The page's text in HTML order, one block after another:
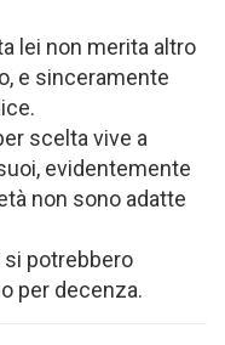
lei non merita altro
e sinceramente
scelta vive a
evidentemente
non sono adatte
potrebbero
per decenza.